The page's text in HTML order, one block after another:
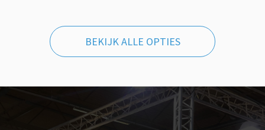
BEKIJK ALLE OPTIES